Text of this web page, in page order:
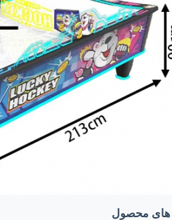
های محصول